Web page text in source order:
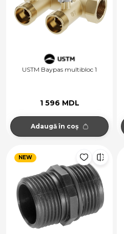
USTM Baypas multibloc 1
1 596 MDL
Adaugă în coș
NEW